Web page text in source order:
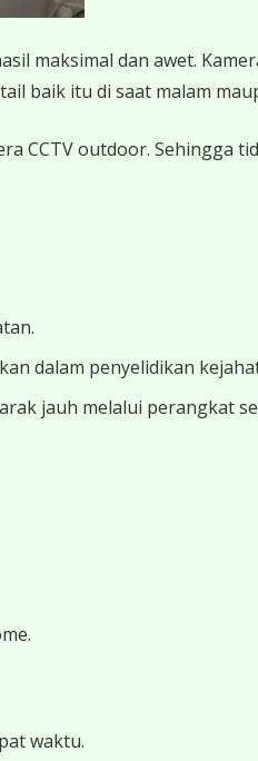
maksimal dan awet.
baik itu di saat malam
CCTV outdoor. Sehingga
dalam penyelidikan
jauh melalui perangkat
waktu.